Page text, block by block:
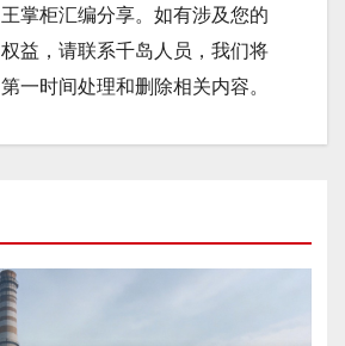
王掌柜汇编分享。如有涉及您的
权益，请联系千岛人员，我们将
第一时间处理和删除相关内容。